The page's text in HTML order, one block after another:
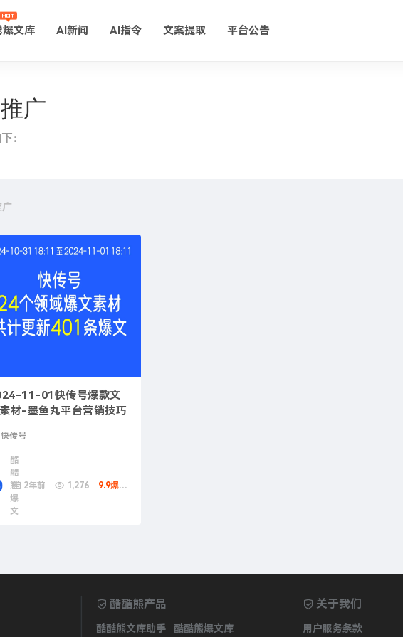
爆文库 AI新闻 AI指令 文案提取 平台公告
广
：
11-01快传号爆款文
材-墨鱼丸平台营销技巧
快传号
酷
酷
熊
爆
文
2年前 1,276 9.9爆款币
酷酷熊产品
酷酷熊文库助手 酷酷熊爆文库
关于我们
用户服务条款